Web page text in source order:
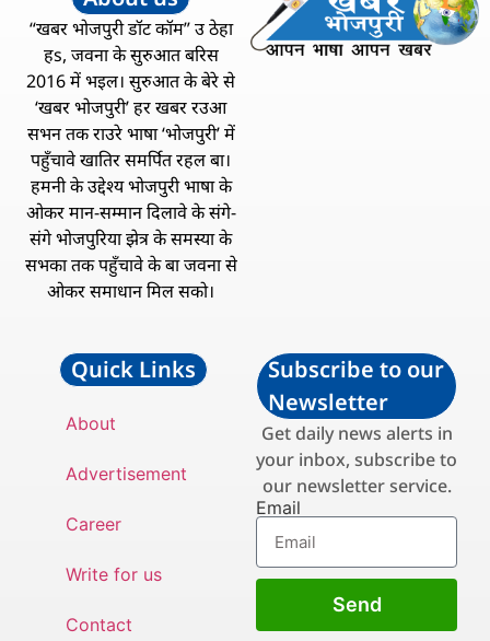
“खबर भोजपुरी डॉट कॉम” उ ठेहा
हs, जवना के सुरुआत बरिस
2016 में भइल। सुरुआत के बेरे से
‘खबर भोजपुरी’ हर खबर रउआ
सभन तक राउरे भाषा ‘भोजपुरी’ में
पहुँचावे खातिर समर्पित रहल बा।
हमनी के उद्देश्य भोजपुरी भाषा के
ओकर मान-सम्मान दिलावे के संगे-
संगे भोजपुरिया झेत्र के समस्या के
सभका तक पहुँचावे के बा जवना से
ओकर समाधान मिल सको।
Quick Links
About
Advertisement
Career
Write for us
Contact
Subscribe to our
Newsletter
Get daily news alerts in
your inbox, subscribe to
our newsletter service.
Email
Send